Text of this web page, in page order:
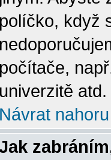
políčko, když
počítače,
univerzitě atd.
Návrat nahoru